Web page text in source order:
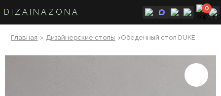
DIZAINAZONA 0
Главная > Дизайнерские столы >Обеденный стол DUKE